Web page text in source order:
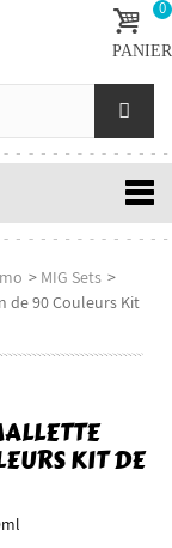
0
PANIER
> MIG Sets >
de 90 Couleurs Kit
KIT DE